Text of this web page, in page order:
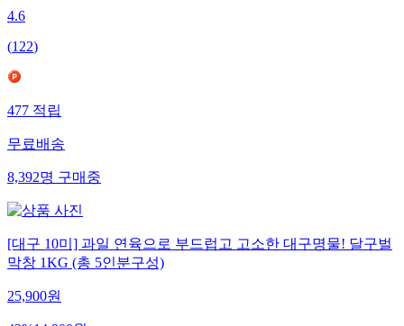
4.6
(122)
477적립
무료배송
8,392명구매중
[대구 10미] 과일 연육으로 부드럽고 고소한 대구명물! 달구벌
막창 1KG (총 5인분구성)
25,900원